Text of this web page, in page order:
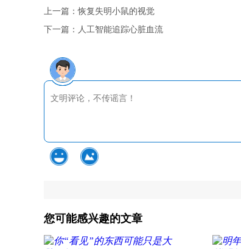
上一篇：恢复失明小鼠的视觉
下一篇： 人工智能追踪心脏血流
您可能感兴趣的文章